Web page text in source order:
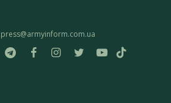
press@armyinform.com.ua